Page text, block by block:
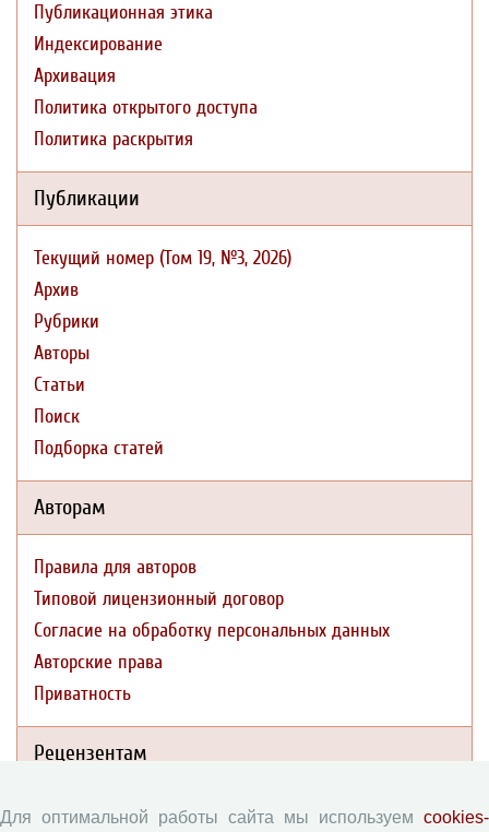
Публикационная этика
Индексирование
Архивация
Политика открытого доступа
Политика раскрытия
Публикации
Текущий номер (Том 19, №3, 2026)
Архив
Рубрики
Авторы
Статьи
Поиск
Подборка статей
Авторам
Правила для авторов
Типовой лицензионный договор
Согласие на обработку персональных данных
Авторские права
Приватность
Рецензентам
Памятка рецензенту
Для оптимальной работы сайта мы используем cookies-